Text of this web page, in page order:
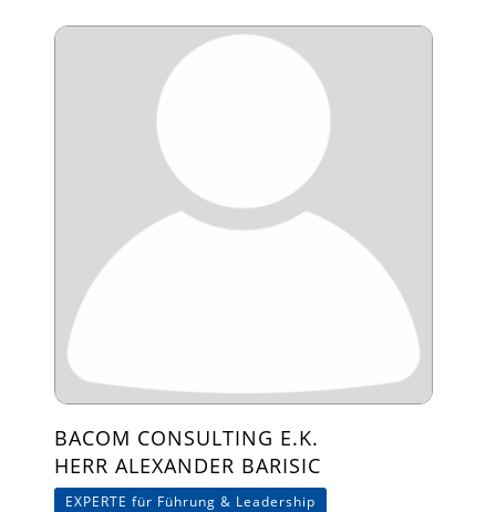
BACOM CONSULTING E.K.
HERR ALEXANDER BARISIC
EXPERTE für Führung & Leadership